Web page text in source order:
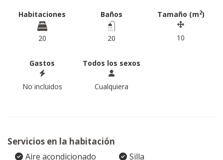
Habitaciones
20
Baños
20
Tamaño (m2)
10
Gastos
No incluidos
Todos los sexos
Cualquiera
Servicios en la habitación
Aire acondicionado
Silla